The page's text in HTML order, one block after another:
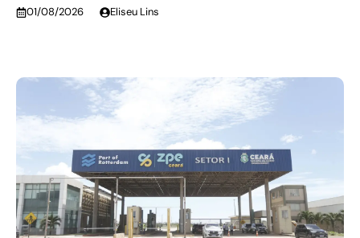
01/08/2026 Eliseu Lins